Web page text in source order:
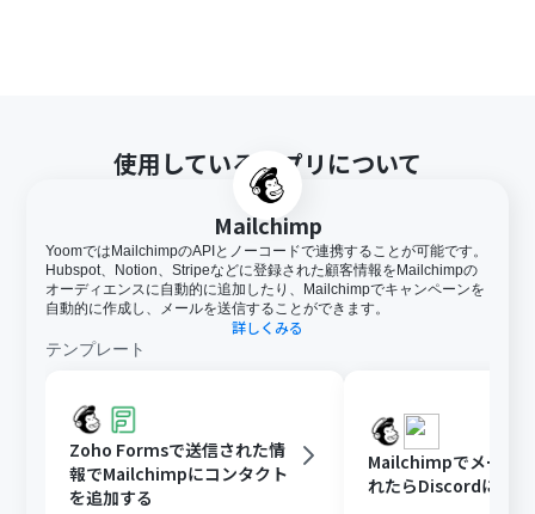
使用しているアプリについて
Mailchimp
YoomではMailchimpのAPIとノーコードで連携することが可能です。
Hubspot、Notion、Stripeなどに登録された顧客情報をMailchimpの
オーディエンスに自動的に追加したり、Mailchimpでキャンペーンを
自動的に作成し、メールを送信することができます。
詳しくみる
テンプレート
Zoho Formsで送信された情
報でMailchimpにコンタクト
を追加する
Mailchimpでメール
れたらDiscordに通